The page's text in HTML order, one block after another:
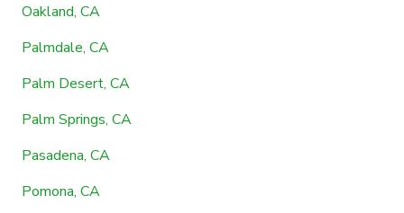
Oakland, CA
Palmdale, CA
Palm Desert, CA
Palm Springs, CA
Pasadena, CA
Pomona, CA